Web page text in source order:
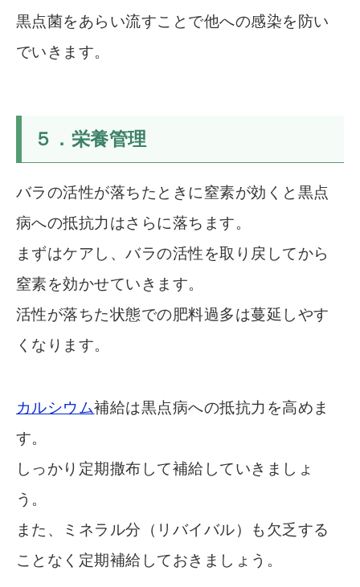
黒点菌をあらい流すことで他への感染を防い
でいきます。
５．栄養管理
バラの活性が落ちたときに窒素が効くと黒点
病への抵抗力はさらに落ちます。
まずはケアし、バラの活性を取り戻してから
窒素を効かせていきます。
活性が落ちた状態での肥料過多は蔓延しやす
くなります。
カルシウム補給は黒点病への抵抗力を高めま
す。
しっかり定期撒布して補給していきましょ
う。
また、ミネラル分（リバイバル）も欠乏する
ことなく定期補給しておきましょう。